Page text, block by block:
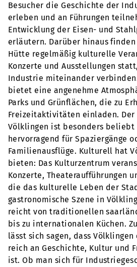
Besucher die Geschichte der
erleben und an Führungen
Entwicklung der Eisen- und
erläutern. Darüber hinaus
Hütte regelmäßig kulturelle
Konzerte und Ausstellungen
Industrie miteinander
bietet eine angenehme
Parks und Grünflächen, die zu
Freizeitaktivitäten einladen.
Völklingen ist besonders beliebt
hervorragend für Spaziergänge
Familienausflüge. Kulturell hat
bieten: Das Kulturzentrum
Konzerte, Theateraufführungen
die das kulturelle Leben der
gastronomische Szene in
reicht von traditionellen
bis zu internationalen Küchen.
lässt sich sagen, dass
reich an Geschichte, Kultur und
ist. Ob man sich für